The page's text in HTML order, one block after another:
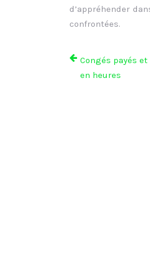
d’appréhender
confrontées.
Congés payés
en heures